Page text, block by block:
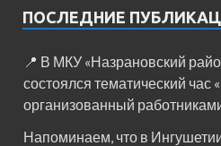
ПОСЛЕДНИЕ
📍 В МКУ «Назрановский
состоялся тематический
организованный
Напоминаем, что в